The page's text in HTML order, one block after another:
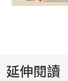
延伸閱讀